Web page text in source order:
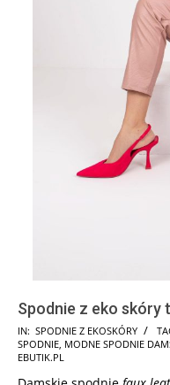
Spodnie z eko skóry
2026-
02-
IN: SPODNIE Z EKOSKÓRY
SPODNIE, MODNE SPODNIE
EBUTIK.PL